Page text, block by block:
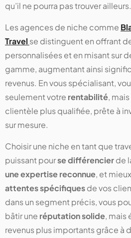
qu’il ne pourra pas trouver ailleurs.
Les agences de niche comme
Travel se distinguent en offrant
personnalisées et en misant sur
gamme, augmentant ainsi
revenus​. En vous spécialisant,
seulement votre rentabilité,
clientèle plus qualifiée, prête à
sur mesure.
Choisir une niche en tant que
puissant pourse différencierde
une expertise reconnue, et mieux
attentes spécifiquesde vos
dans un segment précis, vous
bâtir une réputation solide, mais
revenus plus importants grâce à